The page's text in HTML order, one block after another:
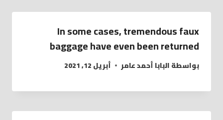
In some cases, tremendous faux
baggage have even been returned
بواسطةالبابا أحمد عامر أبريل 12, 2021